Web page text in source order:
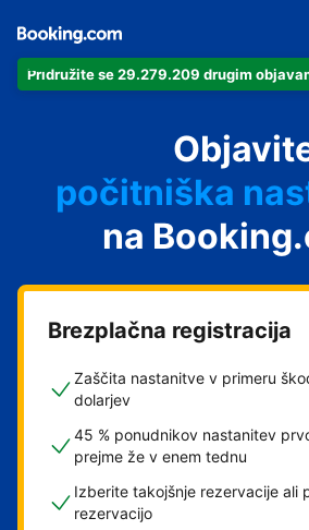
Pridružite se 29.279.209 drugim
svoj
svoj
počitniška
svoje
svoj
na
Brezplačna registracija
Zaščita nastanitve v primeru
dolarjev
45 % ponudnikov nastanitev
prejme že v enem tednu
Izberite takojšnje rezervacije ali
rezervacijo